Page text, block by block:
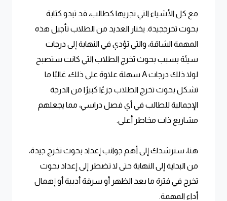
مع كل الأشياء التي تجريها كطالب، قد تبدو كتابة
بحوث تخرججيدة. يختار العديد من الطلاب تأجيل هذه
المهمة الشاقة، والتي تؤدي في النهاية إلى درجات
سيئة بسبب بحوث تخرج الطلاب التي كانت ستصبح
لولا ذلك درجات A سهلة علاوة على ذلك، غالبًا ما
تشكل بحوث تخرج الطلاب جزءًا كبيرًا من الدرجة
الإجمالية للطالب في أي فصل دراسي، مما يجعلهم
مشاريع ذات مخاطر أعلى.
هنا، سنرشدك إلى أهم جوانب إعداد بحوث تخرج جيدة،
من البداية إلى النهاية حتى لا تضطر إلى إعداد بحوث
تخرج في فترة ما بعد الظهر أو سرقة أدبية أو إهمال
أداء المهمة.